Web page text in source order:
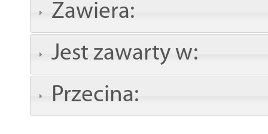
Zawiera:
Jest zawarty w:
Przecina: